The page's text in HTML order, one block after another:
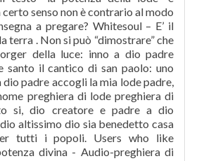
certo senso non è contrario al modo
a pregare? Whitesoul – E’ il
terra . Non si può “dimostrare” che
della luce: inno a dio padre
santo il cantico di san paolo: uno
dio padre accogli la mia lode padre,
preghiera di lode preghiera di
si, dio creatore e padre a dio
altissimo dio sia benedetto casa
tutti i popoli. Users who like
divina - Audio-preghiera di